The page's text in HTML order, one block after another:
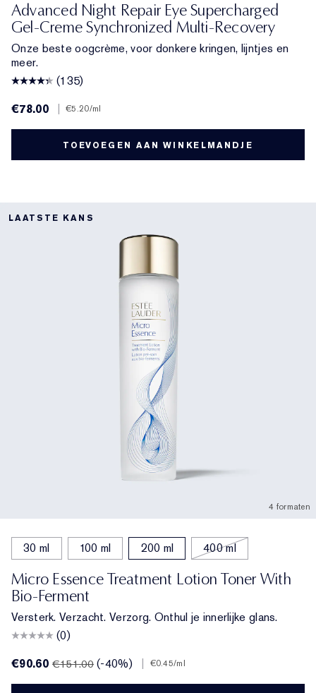
Advanced Night Repair Eye Supercharged
Gel-Creme Synchronized Multi-Recovery
Onze beste oogcrème, voor donkere kringen, lijntjes en
meer.
(135)
€78.00
€5.20/ml
TOEVOEGEN AAN WINKELMANDJE
LAATSTE KANS
4 formaten
30 ml 100 ml 200 ml 400 ml
Micro Essence Treatment Lotion Toner With
Bio-Ferment
Versterk. Verzacht. Verzorg. Onthul je innerlijke glans.
(0)
€90.60€151.00 (-40%) €0.45/ml